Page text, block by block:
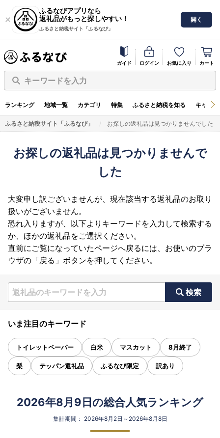
ふるなびアプリなら
返礼品がもっと探しやすい！
ふるさと納税サイト「ふるなび」
開く
ガイド ログイン お気に入り カート
キーワードを入力
ランキング 地域一覧 カテゴリ 特集 ふるさと納税を知る キャン
ふるさと納税サイト「ふるなび」 お探しの返礼品は見つかりませんでした
お探しの返礼品は見つかりませんで
した
大変申し訳ございませんが、現在該当する返礼品のお取り
扱いがございません。
恐れ入りますが、以下よりキーワードを入力して検索する
か、ほかの返礼品をご選択ください。
直前にご覧になっていたページへ戻るには、お使いのブラ
ウザの「戻る」ボタンを押してください。
検索
いま注目のキーワード
トイレットペーパー 白米 マスカット 8月終了
梨 テッパン返礼品 ふるなび限定 訳あり
2026年8月9日の総合人気ランキング
集計期間： 2026年8月2日～2026年8月8日